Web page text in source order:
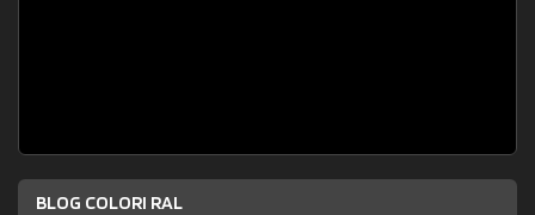
BLOG COLORI RAL